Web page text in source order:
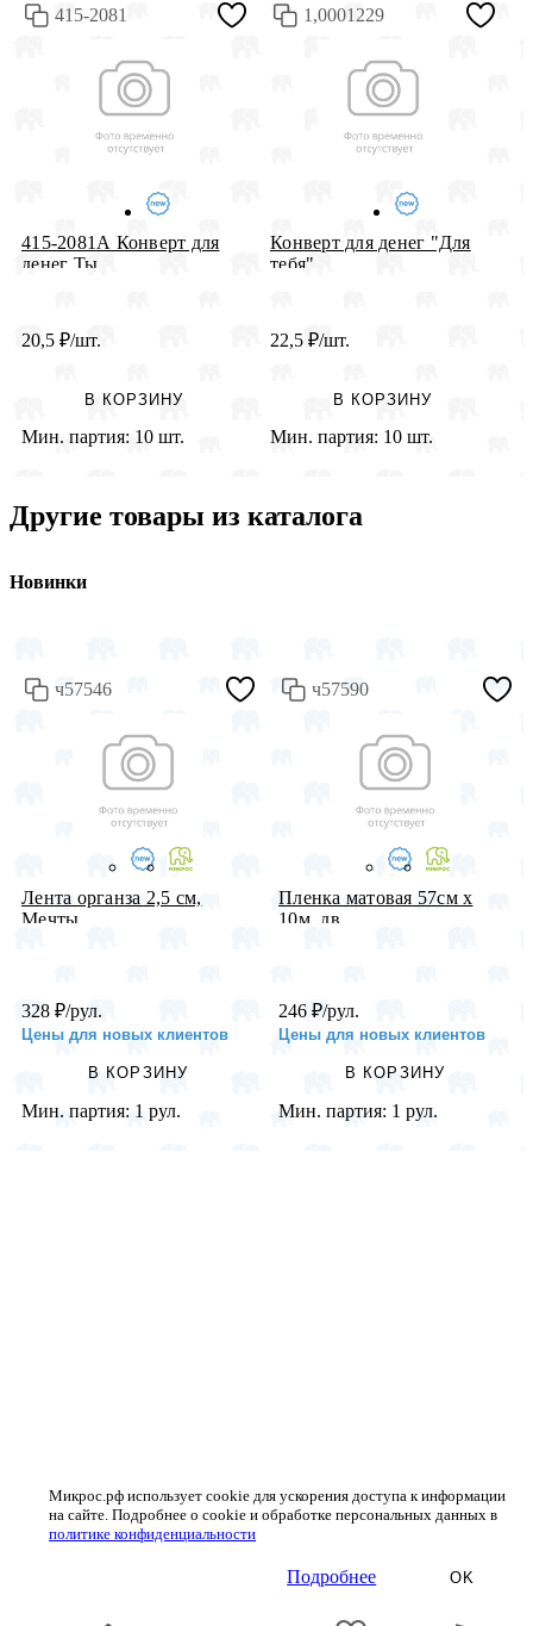
415-2081
415-2081А Конверт для
денег Ты...
20,5 ₽/шт.
В КОРЗИНУ
Мин. партия: 10 шт.
1,0001229
Конверт для денег "Для
тебя" ...
22,5 ₽/шт.
В КОРЗИНУ
Мин. партия: 10 шт.
Другие товары из каталога
Новинки
ч57546
Лента органза 2,5 см,
Мечты, ...
328 ₽/рул.
Цены для новых клиентов
В КОРЗИНУ
Мин. партия: 1 рул.
ч57590
Пленка матовая 57см х
10м, дв...
246 ₽/рул.
Цены для новых клиентов
В КОРЗИНУ
Мин. партия: 1 рул.
Микрос.рф использует cookie для ускорения доступа к информации
на сайте. Подробнее о cookie и обработке персональных данных в
политике конфиденциальности
Подробнее OK